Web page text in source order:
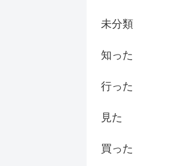
未分類
知った
行った
見た
買った